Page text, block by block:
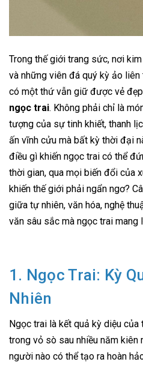
Trong thế giới trang sức, nơi
và những viên đá quý kỳ ảo
có một thứ vẫn giữ được vẻ
ngọc trai. Không phải chỉ là
tượng của sự tinh khiết, thanh
ấn vĩnh cửu mà bất kỳ thời đại
điều gì khiến ngọc trai có thể
thời gian, qua mọi biến đổi của
khiến thế giới phải ngẩn ngơ?
giữa tự nhiên, văn hóa, nghệ
văn sâu sắc mà ngọc trai mang
1. Ngọc Trai: Kỳ
Nhiên
Ngọc trai là kết quả kỳ diệu
trong vỏ sò sau nhiều năm kiên
người nào có thể tạo ra hoàn